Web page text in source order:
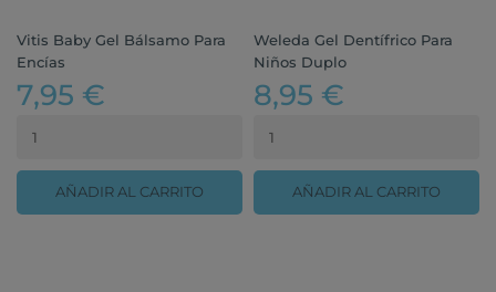
Vitis Baby Gel Bálsamo Para
Encías
7,95 €
AÑADIR AL CARRITO
Weleda Gel Dentífrico Para
Niños Duplo
8,95 €
AÑADIR AL CARRITO